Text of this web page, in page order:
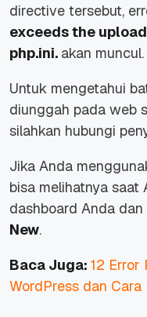
directive tersebut,
exceeds the
php.ini. akan muncul.
Untuk mengetahui
diunggah pada web
silahkan hubungi
Jika Anda
bisa melihatnya saat
dashboard Anda dan
New.
Baca Juga: 12 Error
WordPress dan